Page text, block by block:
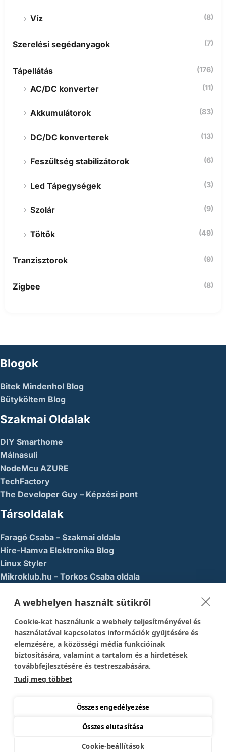
Víz (8)
Szerelési segédanyagok (7)
Tápellátás (176)
AC/DC konverter (11)
Akkumulátorok (83)
DC/DC konverterek (13)
Feszültség stabilizátorok (6)
Led Tápegységek (3)
Szolár (9)
Töltők (49)
Tranzisztorok (9)
Zigbee (8)
Blogok
Bitek Mindenhol Blog
Bütyköltem Blog
Szakmai Oldalak
DIY Smarthome
Málnasuli
NodeMcu AZURE
TechFactory
The Developer Guy – Képzési pont
Társoldalak
Faragó Csaba – Szakmai oldala
Híre-Hamva Elektronika Blog
Linux Styler
Mikroklub.hu – Torkos Csaba oldala
Közösségi Média
1337-es menedék – Youtube
Easy Arduno Channel – Youtube
Magyar Arduino Csoport – Facebook
Magyar Arduino Labor – Facebook
Magyar Arduino Labor – Youtube
Copyright © 2026 Mikrokontroller Blog és Webáruház
A webhelyen használt sütikről
Cookie-kat használunk a webhely teljesítményével és
használatával kapcsolatos információk gyűjtésére és
elemzésére, a közösségi média funkcióinak
biztosítására, valamint a tartalom és a hirdetések
továbbfejlesztésére és testreszabására.
Tudj meg többet
Összes engedélyezése
Összes elutasítása
Cookie-beállítások